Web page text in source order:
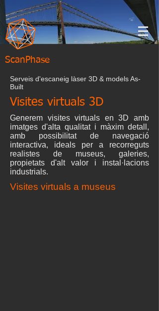
ScanPhase
Serveis d'escaneig làser 3D & models As-
Built
Visites virtuals 3D
Generem visites virtuals en 3D amb
imatges d'alta qualitat i màxim detall,
amb possibilitat de navegació
interactiva, ideals per a recorreguts
realistes de museus, galeries,
propietats d'alt valor i instal·lacions
industrials.
Visites virtuals a museus